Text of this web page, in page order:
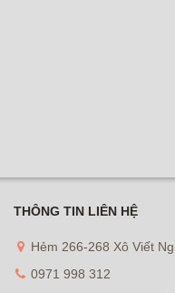
THÔNG TIN LIÊN HỆ
Hẻm 266-268 Xô Viết
0971 998 312